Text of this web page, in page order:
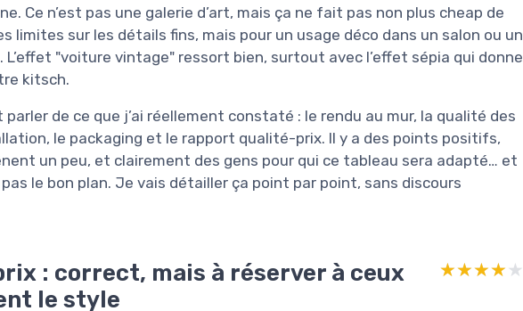
Ce n’est pas une galerie d’art, mais ça ne fait pas non plus cheap de
limites sur les détails fins, mais pour un usage déco dans un salon ou un
L’effet "voiture vintage" ressort bien, surtout avec l’effet sépia qui donne
kitsch.
de ce que j’ai réellement constaté : le rendu au mur, la qualité des
le packaging et le rapport qualité-prix. Il y a des points positifs,
un peu, et clairement des gens pour qui ce tableau sera adapté… et
le bon plan. Je vais détailler ça point par point, sans discours
: correct, mais à réserver à ceux
le style
★★★★★
★★★★★